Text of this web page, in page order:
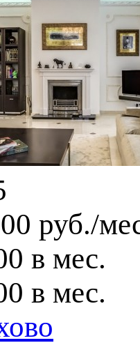
руб./
в мес.
в мес.